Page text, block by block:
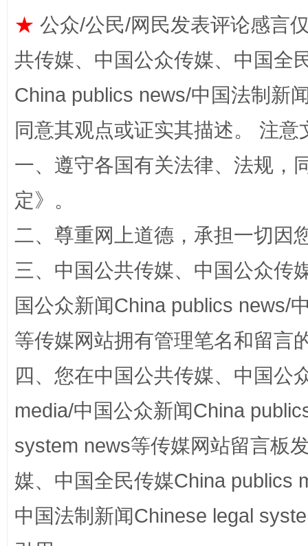
规模最大的光氢储一体化项目 走
镜头丨大暑三秋近 山西：
如何以同查同治破解风腐交织难题 养老服
★ 公众/公民/网民发表评论感言
共传媒、中国公众传媒、中国全
China publics news/中国法制新
同意其观点或证实其描述。 注
一、遵守各国有关法律、法规，
定》。
二、尊重网上道德，承担一切因
三、中国公共传媒、中国公众传
国公众新闻China publics news/
等传媒网站拥有管理笔名和留言
四、您在中国公共传媒、中国公
media/中国公众新闻China
system news等传媒网站留言板
媒、中国全民传媒China publics
中国法制新闻Chinese legal